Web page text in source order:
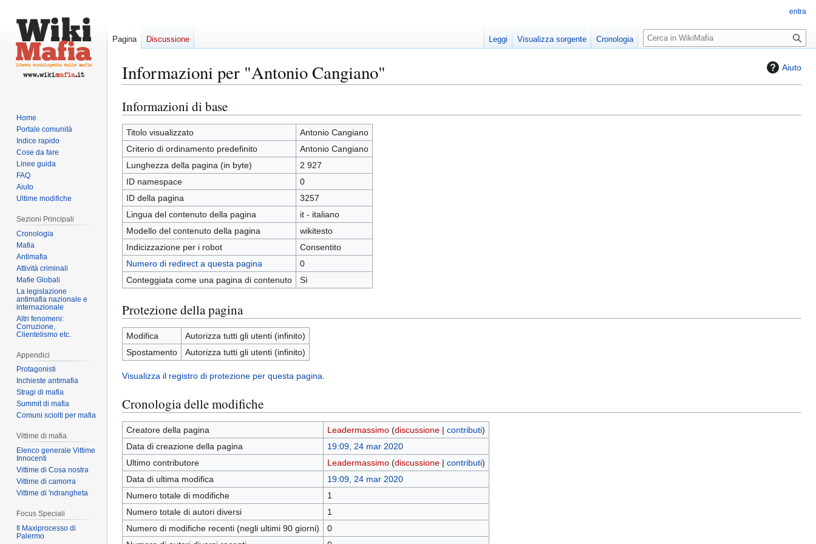
Aiuto
Informazioni per "Antonio Cangiano"
Vai
alla
navigazione
Vai
alla
ricerca
Informazioni di base
Titolo visualizzato
Antonio Cangiano
Criterio di ordinamento predefinito
Antonio Cangiano
Lunghezza della pagina (in byte)
2 927
ID namespace
0
ID della pagina
3257
Lingua del contenuto della pagina
it - italiano
Modello del contenuto della pagina
wikitesto
Indicizzazione per i robot
Consentito
Numero di redirect a questa pagina
0
Conteggiata come una pagina di contenuto
Sì
Protezione della pagina
Modifica
Autorizza tutti gli utenti (infinito)
Spostamento
Autorizza tutti gli utenti (infinito)
Visualizza il registro di protezione per questa pagina.
Cronologia delle modifiche
Creatore della pagina Leadermassimo (discussione| contributi)
Data di creazione della pagina
19:09, 24 mar 2020
Ultimo contributore
Leadermassimo (discussione| contributi)
Data di ultima modifica
19:09, 24 mar 2020
Numero totale di modifiche
1
Numero totale di autori diversi
1
Numero di modifiche recenti (negli ultimi 90 giorni)
0
entra
Pagina Discussione Leggi Visualizza sorgente Cronologia
R
i
r
a
Home
Portale comunità
Indice rapido
Cose da fare
Linee guida
FAQ
Aiuto
Ultime modifiche
Sezioni Principali
Cronologia
Mafia
Antimafia
Attività criminali
Mafie Globali
La legislazione
antimafia nazionale e
internazionale
Altri fenomeni:
Corruzione,
Clientelismo etc.
Appendici
Protagonisti
Inchieste antimafia
Stragi di mafia
Summit di mafia
Comuni sciolti per mafia
Vittime di mafia
Elenco generale Vittime
Innocenti
Vittime di Cosa nostra
Vittime di camorra
Vittime di 'ndrangheta
Focus Speciali
Il Maxiprocesso di
Palermo